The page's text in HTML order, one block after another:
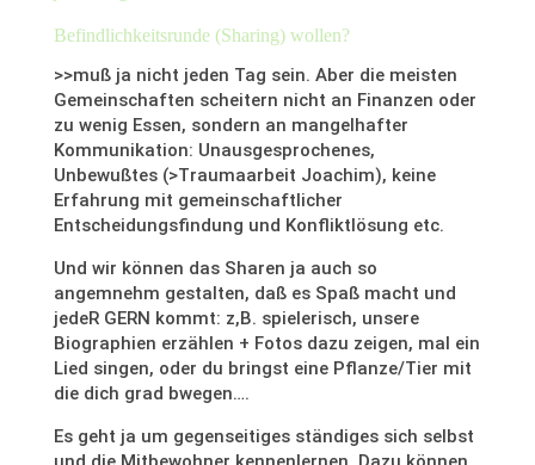
Befindlichkeitsrunde (Sharing) wollen?
>>muß ja nicht jeden Tag sein. Aber die meisten
Gemeinschaften scheitern nicht an Finanzen oder
zu wenig Essen, sondern an mangelhafter
Kommunikation: Unausgesprochenes,
Unbewußtes (>Traumaarbeit Joachim), keine
Erfahrung mit gemeinschaftlicher
Entscheidungsfindung und Konfliktlösung etc.
Und wir können das Sharen ja auch so
angemnehm gestalten, daß es Spaß macht und
jedeR GERN kommt: z,B. spielerisch, unsere
Biographien erzählen + Fotos dazu zeigen, mal ein
Lied singen, oder du bringst eine Pflanze/Tier mit
die dich grad bwegen….
Es geht ja um gegenseitiges ständiges sich selbst